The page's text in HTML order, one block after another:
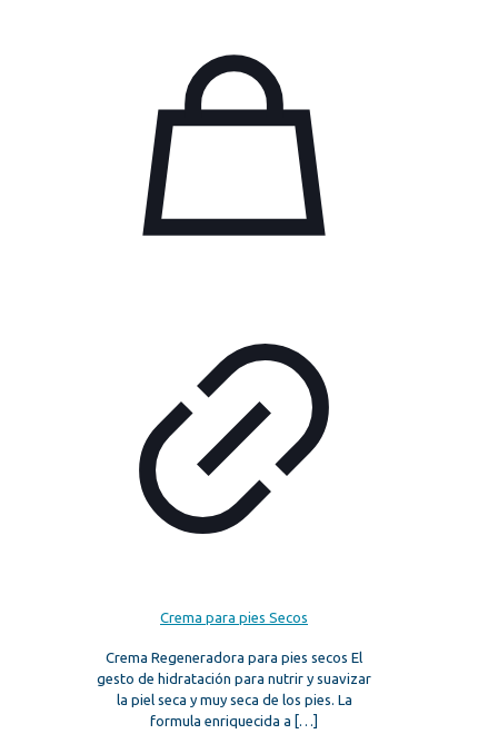
Crema para pies Secos
Crema Regeneradora para pies secos El
gesto de hidratación para nutrir y suavizar
la piel seca y muy seca de los pies. La
formula enriquecida a […]